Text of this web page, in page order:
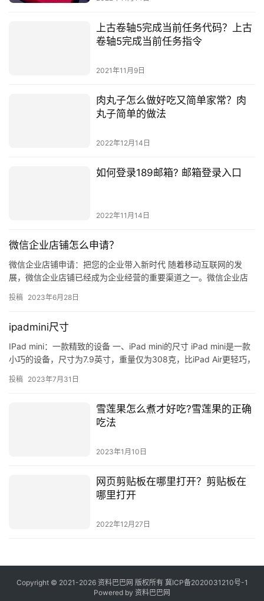
上古卷轴5完成当前任务代码？上古
卷轴5完成当前任务指令
2021年11月9日
肉丸子怎么做好吃又简单家常？肉
丸子简单的做法
2022年12月14日
如何登录189邮箱? 邮箱登录入口
2022年11月14日
微信企业店铺怎么申请？
微信企业店铺申请：把您的企业带入新时代 随着移动互联网的发
展，微信企业店铺已经成为企业经营的重要渠道之一。微信企业店
来更多…
投稿 2023年6月28日
ipadmini尺寸
IPad mini：一款精致的设备 一、iPad mini的尺寸 iPad mini是一款
小巧的设备，尺寸为7.9英寸，重量仅为308克，比iPad Air更轻巧，
投稿 2023年7月31日
雪莲果怎么煮才好吃?雪莲果的正确
吃法
2023年1月10日
网页剪贴板在哪里打开？剪贴板在
哪里打开
2022年12月27日
Copyright © 2021-2026 资料巴巴网 版权所有 冀ICP备2020031210号-1
Powered by 资料巴巴网